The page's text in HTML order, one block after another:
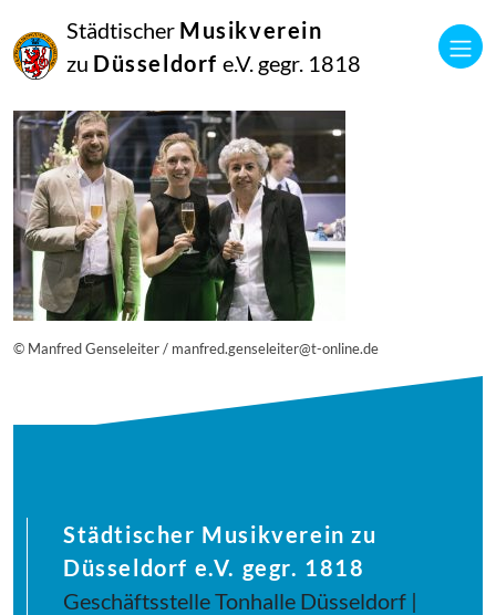
Städtischer Musikverein
zu Düsseldorf e.V. gegr. 1818
Juni
2019
Netkotec
© Manfred Genseleiter / manfred.genseleiter@t-online.de
Städtischer Musikverein zu
Düsseldorf e.V. gegr. 1818
Geschäftsstelle Tonhalle Düsseldorf |